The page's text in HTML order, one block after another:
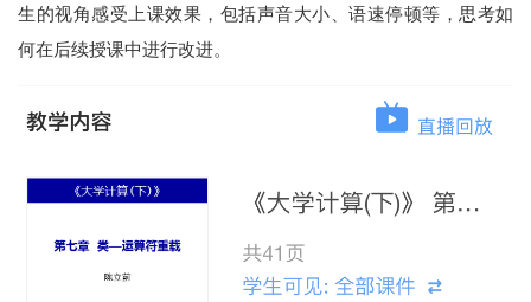
生的视角感受上课效果，包括声音大小、语速停顿等，思考如
何在后续授课中进行改进。